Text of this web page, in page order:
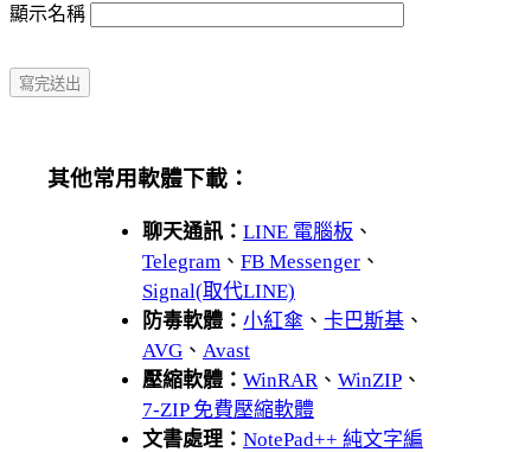
顯示名稱
其他常用軟體下載：
聊天通訊： LINE 電腦板 、
Telegram 、 FB Messenger 、
Signal(取代LINE)
防毒軟體： 小紅傘 、 卡巴斯基 、
AVG 、 Avast
壓縮軟體： WinRAR、 WinZIP 、
7-ZIP 免費壓縮軟體
文書處理： NotePad++ 純文字編